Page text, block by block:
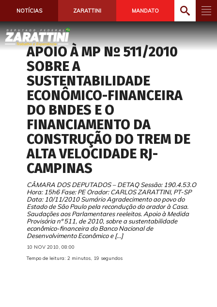
NOTÍCIAS ZARATTINI MANDATO
APOIO À MP Nº 511/2010
SOBRE A
SUSTENTABILIDADE
ECONÔMICO-FINANCEIRA
DO BNDES E O
FINANCIAMENTO DA
CONSTRUÇÃO DO TREM DE
ALTA VELOCIDADE RJ-
CAMPINAS
CÂMARA DOS DEPUTADOS – DETAQ Sessão: 190.4.53.O
Hora: 15h6 Fase: PE Orador: CARLOS ZARATTINI, PT-SP
Data: 10/11/2010 Sumário Agradecimento ao povo do
Estado de São Paulo pela recondução do orador à Casa.
Saudações aos Parlamentares reeleitos. Apoio à Medida
Provisória nº 511, de 2010, sobre a sustentabilidade
econômico-financeira do Banco Nacional de
Desenvolvimento Econômico e […]
10 NOV 2010, 08:00
Tempo de leitura: 2 minutos, 19 segundos